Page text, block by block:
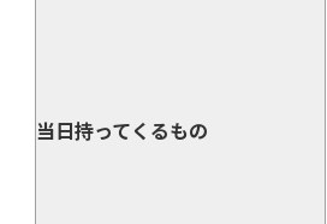
当日持ってくるもの